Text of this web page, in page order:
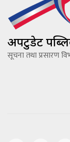
अपटुडेट
सूचना तथा प्रसारण